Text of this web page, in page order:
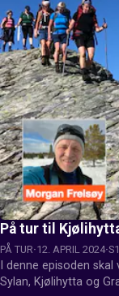
På tur til
PÅ TUR 12. APRIL 2024
I denne episoden
Sylan, Kjølihytta og